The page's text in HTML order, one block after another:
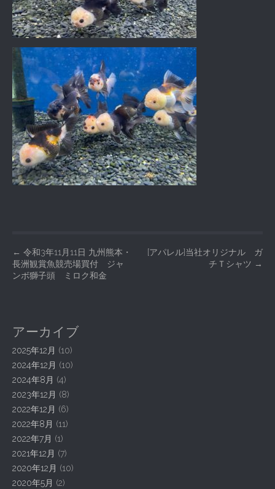
P
o
n
a
v
i
g
a
t
i
o
n
← 令和3年11月11日 九州熊本・
長洲観賞魚競売場買付 ジャ
ンボ獅子頭 ミロク和金
[アパレル]当社オリジナル ガ
チＴシャツ →
アーカイブ
2025年12月 (10)
2024年12月 (10)
2024年8月 (4)
2023年12月 (8)
2022年12月 (6)
2022年8月 (11)
2022年7月 (1)
2021年12月 (7)
2020年12月 (10)
2020年5月 (2)